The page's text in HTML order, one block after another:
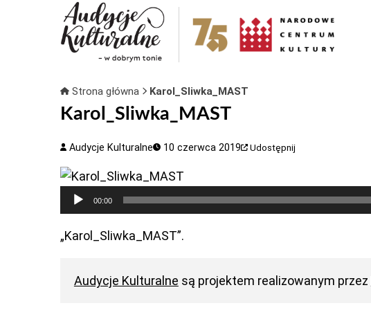
Strona główna Karol_Sliwka_MAST
Karol_Sliwka_MAST
Audycje Kulturalne 10 czerwca 2019 Udostępnij
Odtwarzacz
plików
dźwiękowych
00:00
„Karol_Sliwka_MAST”.
Audycje Kulturalne są projektem realizowanym przez